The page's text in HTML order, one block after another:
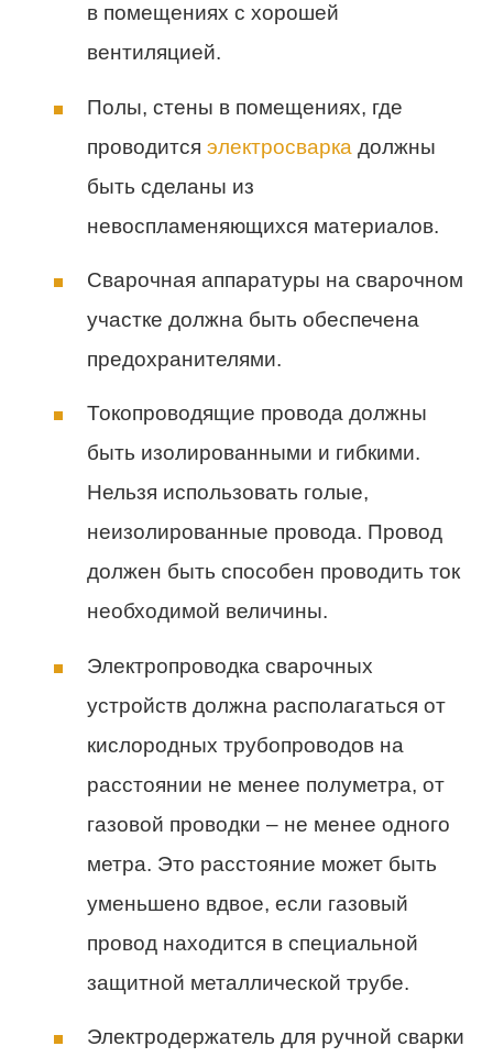
в помещениях с хорошей
вентиляцией.
Полы, стены в помещениях, где
проводится электросварка должны
быть сделаны из
невоспламеняющихся материалов.
Сварочная аппаратуры на сварочном
участке должна быть обеспечена
предохранителями.
Токопроводящие провода должны
быть изолированными и гибкими.
Нельзя использовать голые,
неизолированные провода. Провод
должен быть способен проводить ток
необходимой величины.
Электропроводка сварочных
устройств должна располагаться от
кислородных трубопроводов на
расстоянии не менее полуметра, от
газовой проводки – не менее одного
метра. Это расстояние может быть
уменьшено вдвое, если газовый
провод находится в специальной
защитной металлической трубе.
Электродержатель для ручной сварки